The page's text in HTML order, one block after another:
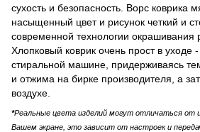
сухость и безопасность. Ворс коврика
насыщенный цвет и рисунок четкий и
современной технологии окрашивания
Хлопковый коврик очень прост в уходе
стиральной машине, придерживаясь
и отжима на бирке производителя, а
воздухе.
*Реальные цвета изделий могут отличаться от
Вашем экране, это зависит от настроек и